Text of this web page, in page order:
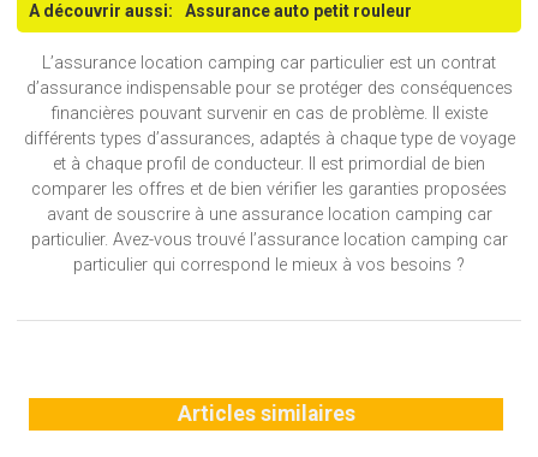
A découvrir aussi: Assurance auto petit rouleur
L’assurance location camping car particulier est un contrat
d’assurance indispensable pour se protéger des conséquences
financières pouvant survenir en cas de problème. Il existe
différents types d’assurances, adaptés à chaque type de voyage
et à chaque profil de conducteur. Il est primordial de bien
comparer les offres et de bien vérifier les garanties proposées
avant de souscrire à une assurance location camping car
particulier. Avez-vous trouvé l’assurance location camping car
particulier qui correspond le mieux à vos besoins ?
Articles similaires